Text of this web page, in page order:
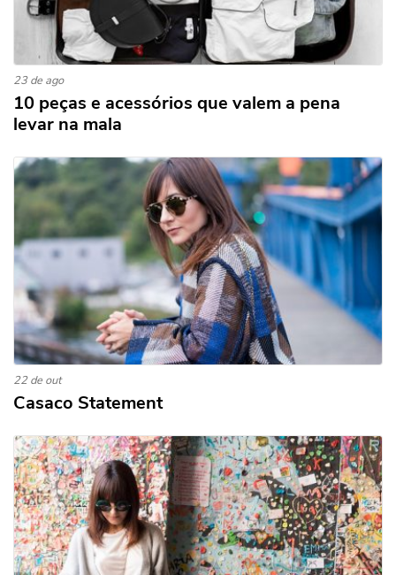
23 de ago
10 peças e acessórios que valem a pena
levar na mala
22 de out
Casaco Statement